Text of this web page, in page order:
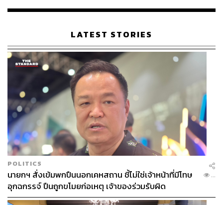
เรือนไทยที่ถูกซุกไว้
LATEST STORIES
POLITICS
นายกฯ สั่งเข้มพกปืนนอกเคหสถาน ชี้ไม่ใช่เจ้าหน้าที่มีโทษ
อุกฉกรรจ์ ปืนถูกขโมยก่อเหตุ เจ้าของร่วมรับผิด
...